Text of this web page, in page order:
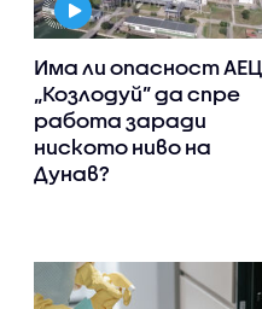
Има ли опасност АЕЦ
„Козлодуй” да спре
работа заради
ниското ниво на
Дунав?